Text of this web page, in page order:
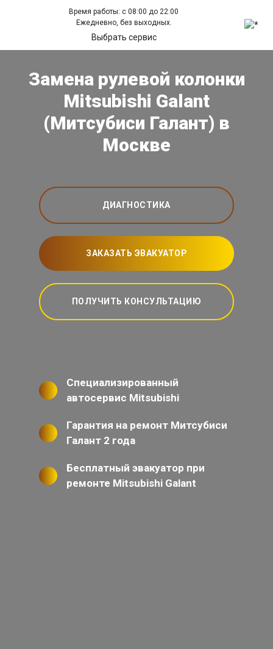
Время работы: с 08:00 до 22:00
Ежедневно, без выходных.
Выбрать сервис
Замена рулевой колонки
Mitsubishi Galant
(Митсубиси Галант) в
Москве
ДИАГНОСТИКА
ЗАКАЗАТЬ ЭВАКУАТОР
ПОЛУЧИТЬ КОНСУЛЬТАЦИЮ
Специализированный
автосервис Mitsubishi
Гарантия на ремонт Митсубиси
Галант 2 года
Бесплатный эвакуатор при
ремонте Mitsubishi Galant